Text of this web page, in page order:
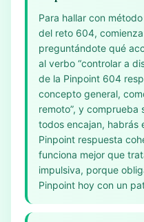
Para hallar con
del reto 604,
preguntándote qué
al verbo “controlar a
de la Pinpoint 604
concepto general,
remoto”, y
todos encajan, habrás
Pinpoint respuesta
funciona mejor que
impulsiva, porque
Pinpoint hoy con un